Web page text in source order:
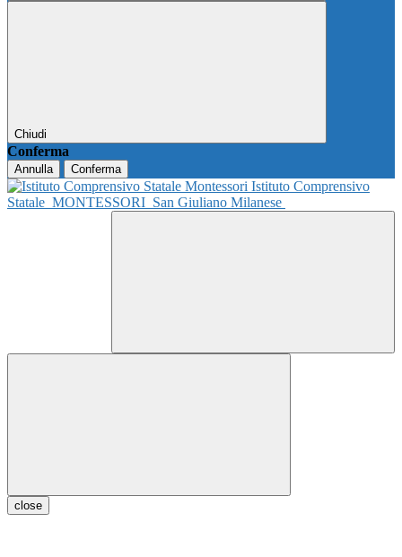
Chiudi
Conferma
Annulla Conferma
Istituto Comprensivo
Statale MONTESSORI San Giuliano Milanese
close